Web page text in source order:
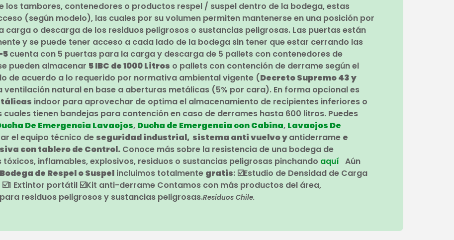
los tambores, contenedores o productos respel / suspel dentro de la bodega, estas
(según modelo), las cuales por su volumen permiten mantenerse en una posición por
carga o descarga de los residuos peligrosos o sustancias peligrosas. Las puertas están
y se puede tener acceso a cada lado de la bodega sin tener que estar cerrando las
5cuenta con 5 puertas para la carga y descarga de 5 pallets con contenedores de
pueden almacenar 5 IBC de 1000 Litros o pallets con contención de derrame según el
de acuerdo a lo requerido por normativa ambiental vigente (Decreto Supremo 43y
ventilación natural en base a aberturas metálicas (5% por cara). En forma opcional es
indoor para aprovechar de optima el almacenamiento de recipientes inferiores o
cuales tienen bandejas para contención en caso de derrames hasta 600 litros. Puedes
De Emergencia Lavaojos, Ducha de Emergencia con Cabina, Lavaojos De
el equipo técnico deseguridad industrial, sistema anti vuelvo yantiderrame e
con tablero de Control.Conoce más sobre la resistencia de una bodega de
inflamables, explosivos, residuos o sustancias peligrosas pinchando aquí Aún
Bodega de Respel o Suspelincluimos totalmente gratis: ☑️Estudio de Densidad de Carga
Extintor portátil ☑️Kit anti-derrame Contamos con más productos del área,
residuos peligrosos y sustancias peligrosas.Residuos Chile.